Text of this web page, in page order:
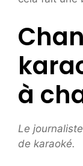
à
Le
de karaoké.